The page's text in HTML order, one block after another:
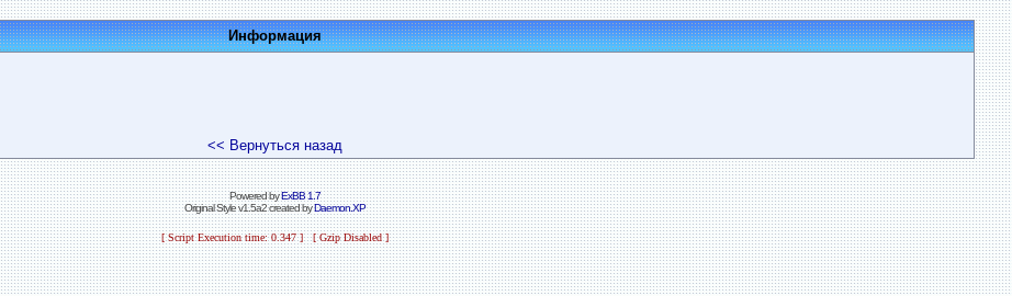
Информация
<< Вернуться назад
Powered byExBB 1.7
Original Style v1.5a2 created byDaemon.XP
[ Script Execution time: 0.347 ] [ Gzip Disabled ]